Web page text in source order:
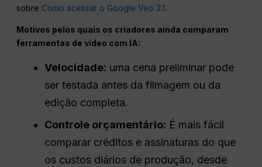
sobre Como acessar o Google Veo 3.1.
Motivos pelos quais os criadores ainda comparam
ferramentas de vídeo com IA:
Velocidade: uma cena preliminar pode
ser testada antes da filmagem ou da
edição completa.
Controle orçamentário: É mais fácil
comparar créditos e assinaturas do que
os custos diários de produção, desde